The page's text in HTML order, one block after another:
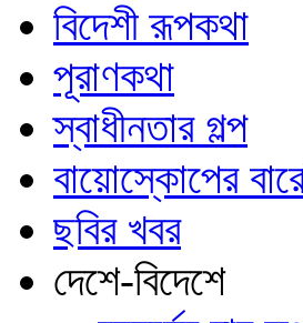
বিদেশী রূপকথা
পূরাণকথা
স্বাধীনতার গল্প
বায়োস্কোপের
ছবির খবর
দেশে-বিদেশে